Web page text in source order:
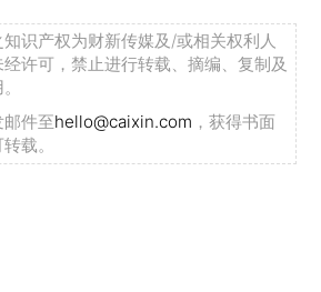
识产权为财新传媒及/或相关权利人
许可，禁止进行转载、摘编、复制及
件至hello@caixin.com ，获得书面
载。